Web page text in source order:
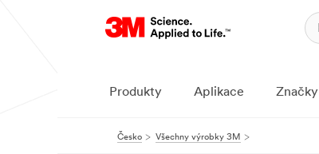
Produkty Aplikace Značky
Česko Všechny výrobky 3M